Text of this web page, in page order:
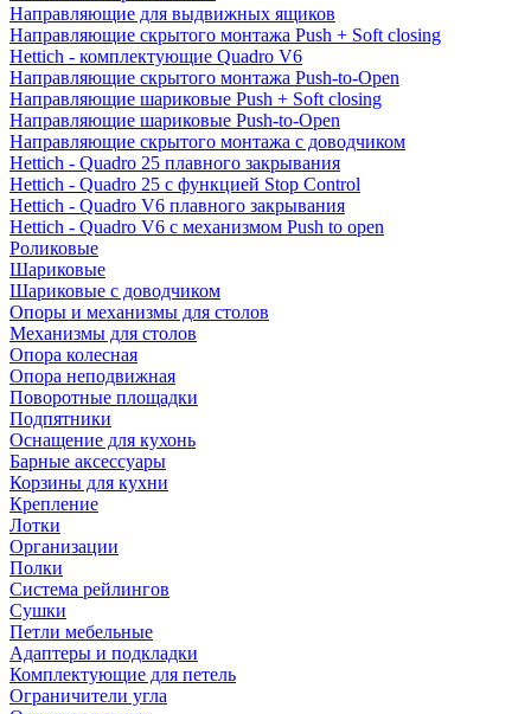
Направляющие для выдвижных ящиков
Направляющие скрытого монтажа Push + Soft closing
Hettich - комплектующие Quadro V6
Направляющие скрытого монтажа Push-to-Open
Направляющие шариковые Push + Soft closing
Направляющие шариковые Push-to-Open
Направляющие скрытого монтажа с доводчиком
Hettich - Quadro 25 плавного закрывания
Hettich - Quadro 25 с функцией Stop Control
Hettich - Quadro V6 плавного закрывания
Hettich - Quadro V6 с механизмом Push to open
Роликовые
Шариковые
Шариковые с доводчиком
Опоры и механизмы для столов
Механизмы для столов
Опора колесная
Опора неподвижная
Поворотные площадки
Подпятники
Оснащение для кухонь
Барные аксессуары
Корзины для кухни
Крепление
Лотки
Организации
Полки
Система рейлингов
Сушки
Петли мебельные
Адаптеры и подкладки
Комплектующие для петель
Ограничители угла